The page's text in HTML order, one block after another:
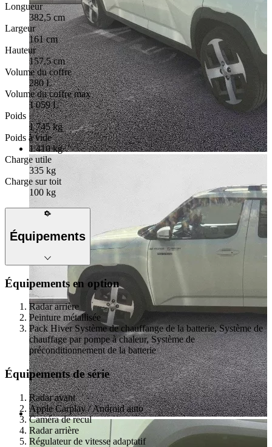
Longueur
382,5 cm
Largeur
161 cm
Hauteur
157,5 cm
Volume du coffre
280 L
Volume du coffre max
1 059 L
Poids
1 745 kg
Poids à vide
1 410 kg
Charge utile
335 kg
Charge sur toit
100 kg
Équipements
Équipements en option
Radar arrière
Peinture métallisée
Pack Hiver Système de chauffange de la batterie, Système de
chauffage par pompe à chaleur, Système de
préconditionnement de la batterie
Équipements de série
Radar avant
Apple Carplay / Android auto
Caméra de recul
Radar arrière
Régulateur de vitesse adaptatif